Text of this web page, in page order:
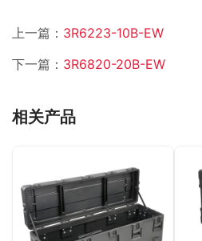
上一篇： 3R6223-10B-EW
下一篇： 3R6820-20B-EW
相关产品